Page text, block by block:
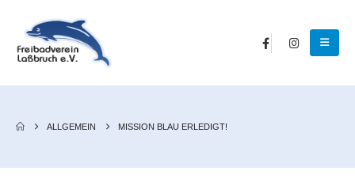
ALLGEMEIN MISSION BLAU ERLEDIGT!